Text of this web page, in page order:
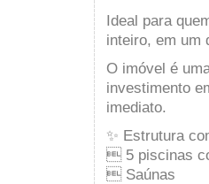
Ideal para
inteiro, em um
O imóvel é
investimento
imediato.
✨ Estrutura
 5 piscinas
 Saúnas